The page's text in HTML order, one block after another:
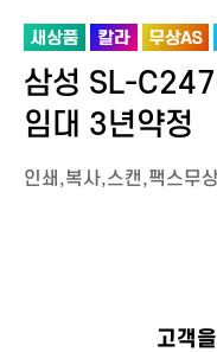
삼성 SL-
임대 3년약정
인쇄,복사,스캔,팩스무
고객